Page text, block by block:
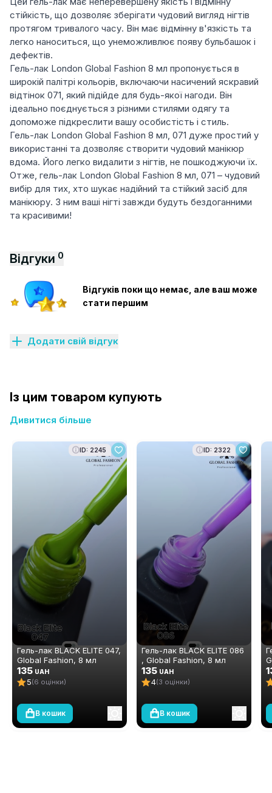
стійкість, що дозволяє зберігати чудовий вигляд нігтів
протягом тривалого часу. Він має відмінну в'язкість та
легко наноситься, що унеможливлює появу бульбашок і
дефектів.
Гель-лак London Global Fashion 8 мл пропонується в
широкій палітрі кольорів, включаючи насичений яскравий
відтінок 071, який підійде для будь-якої нагоди. Він
ідеально поєднується з різними стилями одягу та
допоможе підкреслити вашу особистість і стиль.
Гель-лак London Global Fashion 8 мл, 071 дуже простий у
використанні та дозволяє створити чудовий манікюр
вдома. Його легко видалити з нігтів, не пошкоджуючи їх.
Отже, гель-лак London Global Fashion 8 мл, 071 – чудовий
вибір для тих, хто шукає надійний та стійкий засіб для
манікюру. З ним ваші нігті завжди будуть бездоганними
та красивими!
Відгуки 0
Відгуків поки що немає, але ваш може
стати першим
Додати свій відгук
Із цим товаром купують
Дивитися більше
ID: 2245
Гель-лак BLACK ELITE 047,
Global Fashion, 8 мл
135 UAH
5(6 оцінки)
В кошик
ID: 2322
Гель-лак BLACK ELITE 086
, Global Fashion, 8 мл
135 UAH
4(3 оцінки)
В кошик